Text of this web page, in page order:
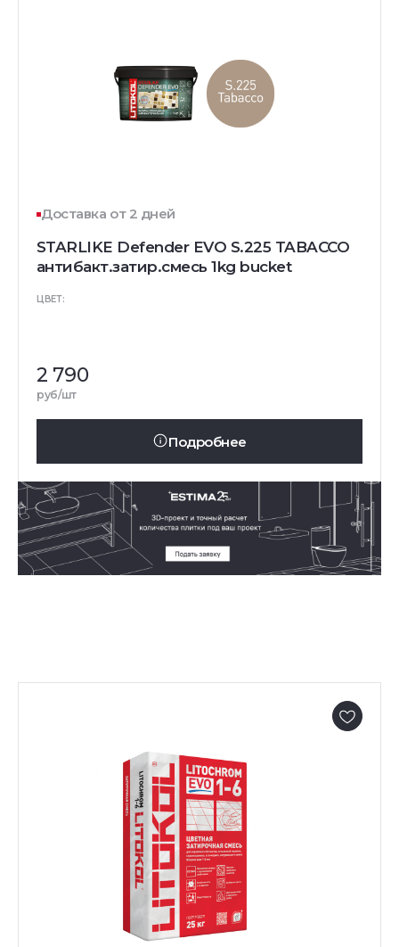
Доставка от 2 дней
STARLIKE Defender EVO S.225 TABACCO
антибакт.затир.смесь 1kg bucket
ЦВЕТ:
2 790
руб/шт
Подробнее